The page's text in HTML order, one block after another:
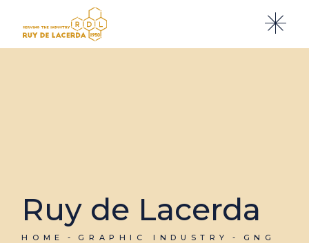
Ruy de Lacerda
HOME GRAPHIC INDUSTRY
GNG